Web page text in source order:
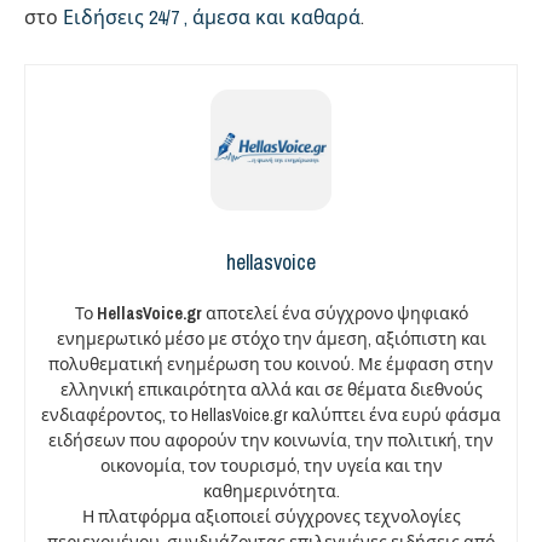
στο Ειδήσεις 24/7 , άμεσα και καθαρά.
hellasvoice
Το HellasVoice.grαποτελεί ένα σύγχρονο ψηφιακό
ενημερωτικό μέσο με στόχο την άμεση, αξιόπιστη και
πολυθεματική ενημέρωση του κοινού. Με έμφαση στην
ελληνική επικαιρότητα αλλά και σε θέματα διεθνούς
ενδιαφέροντος, το HellasVoice.gr καλύπτει ένα ευρύ φάσμα
ειδήσεων που αφορούν την κοινωνία, την πολιτική, την
οικονομία, τον τουρισμό, την υγεία και την
καθημερινότητα.
Η πλατφόρμα αξιοποιεί σύγχρονες τεχνολογίες